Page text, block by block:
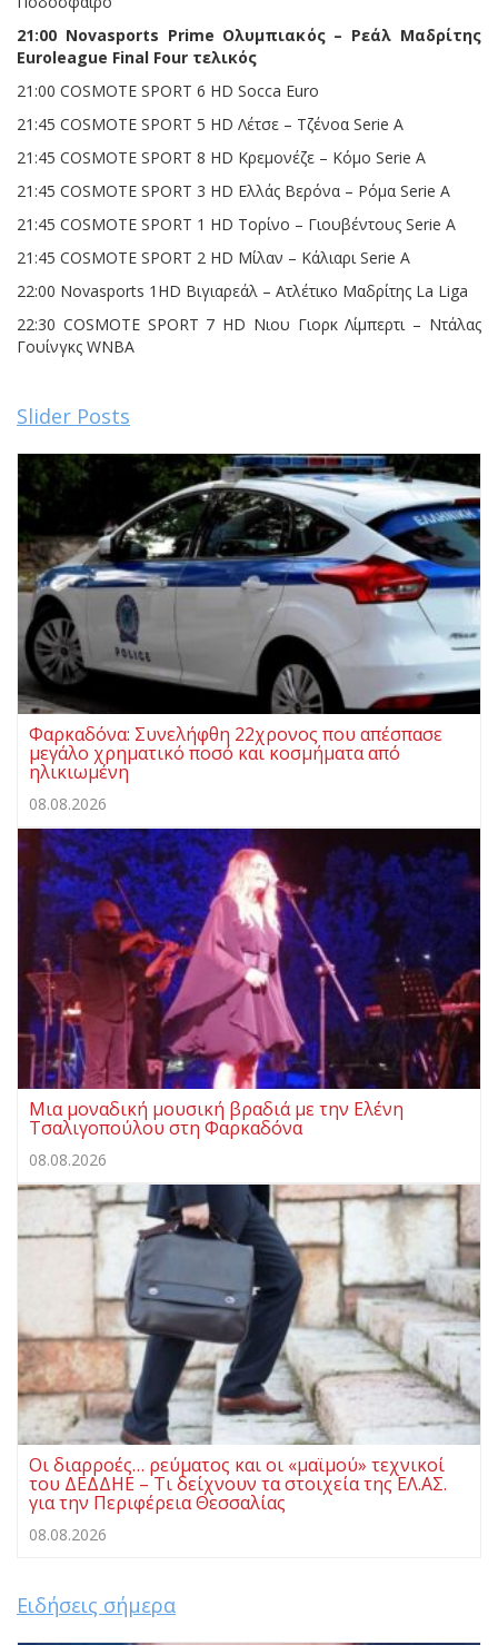
21:00 Novasports Prime Ολυμπιακός – Ρεάλ Μαδρίτης
Euroleague Final Four τελικός
21:00 COSMOTE SPORT 6 HD Socca Euro
21:45 COSMOTE SPORT 5 HD Λέτσε – Τζένοα Serie A
21:45 COSMOTE SPORT 8 HD Κρεμονέζε – Κόμο Serie A
21:45 COSMOTE SPORT 3 HD Ελλάς Βερόνα – Ρόμα Serie A
21:45 COSMOTE SPORT 1 HD Τορίνο – Γιουβέντους Serie A
21:45 COSMOTE SPORT 2 HD Μίλαν – Κάλιαρι Serie A
22:00 Novasports 1HD Βιγιαρεάλ – Ατλέτικο Μαδρίτης La Liga
22:30 COSMOTE SPORT 7 HD Νιου Γιορκ Λίμπερτι – Ντάλας
Γουίνγκς WNBA
Slider Posts
Φαρκαδόνα: Συνελήφθη 22χρονος που απέσπασε
μεγάλο χρηματικό ποσό και κοσμήματα από
ηλικιωμένη
08.08.2026
Μια μοναδική μουσική βραδιά με την Ελένη
Τσαλιγοπούλου στη Φαρκαδόνα
08.08.2026
Οι διαρροές… ρεύματος και οι «μαϊμού» τεχνικοί
του ΔΕΔΔΗΕ – Τι δείχνουν τα στοιχεία της ΕΛ.ΑΣ.
για την Περιφέρεια Θεσσαλίας
08.08.2026
Ειδήσεις σήμερα